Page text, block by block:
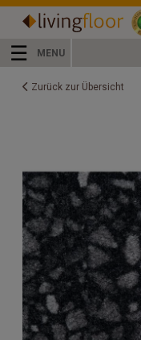
☰ MENU
Zurück zur Übersicht